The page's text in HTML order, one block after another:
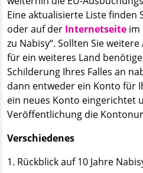
Eine aktualisierte Liste finden
oder auf der Internetseite im
zu Nabisy“. Sollten Sie
für ein weiteres Land
Schilderung Ihres Falles an
dann entweder ein Konto für
ein neues Konto eingerichtet
Veröffentlichung die
Verschiedenes
1. Rückblick auf 10 Jahre